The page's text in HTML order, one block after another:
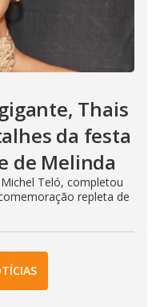
Thais
da festa
de Melinda
Teló, completou
repleta de